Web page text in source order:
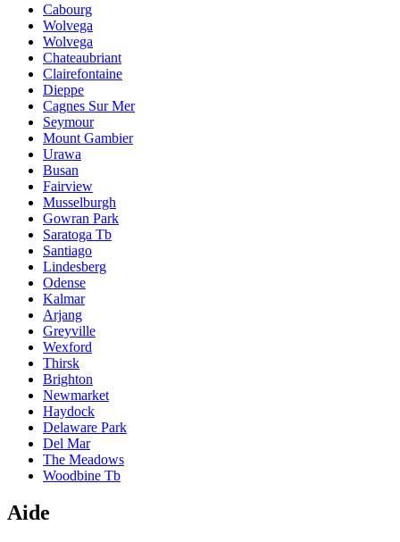
Cabourg
Wolvega
Wolvega
Chateaubriant
Clairefontaine
Dieppe
Cagnes Sur Mer
Seymour
Mount Gambier
Urawa
Busan
Fairview
Musselburgh
Gowran Park
Saratoga Tb
Santiago
Lindesberg
Odense
Kalmar
Arjang
Greyville
Wexford
Thirsk
Brighton
Newmarket
Haydock
Delaware Park
Del Mar
The Meadows
Woodbine Tb
Aide